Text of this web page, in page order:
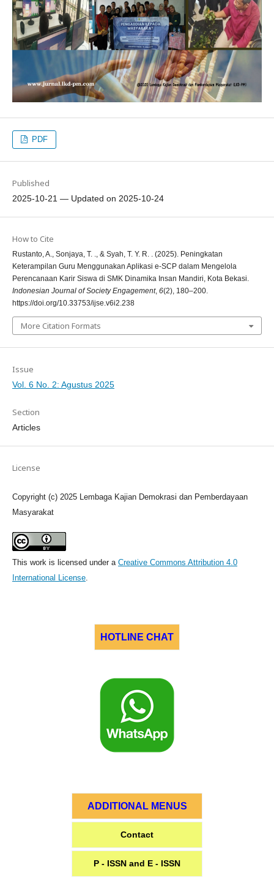
PDF
Published
2025-10-21 — Updated on 2025-10-24
How to Cite
Rustanto, A., Sonjaya, T. ., & Syah, T. Y. R. . (2025). Peningkatan
Keterampilan Guru Menggunakan Aplikasi e-SCP dalam Mengelola
Perencanaan Karir Siswa di SMK Dinamika Insan Mandiri, Kota Bekasi.
Indonesian Journal of Society Engagement, 6(2), 180–200.
https://doi.org/10.33753/ijse.v6i2.238
More Citation Formats
Issue
Vol. 6 No. 2: Agustus 2025
Section
Articles
License
Copyright (c) 2025 Lembaga Kajian Demokrasi dan Pemberdayaan
Masyarakat
This work is licensed under a Creative Commons Attribution 4.0
International License.
HOTLINE CHAT
ADDITIONAL MENUS
Contact
P - ISSN and E - ISSN